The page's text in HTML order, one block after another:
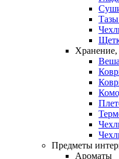
Предметы
Ароматы